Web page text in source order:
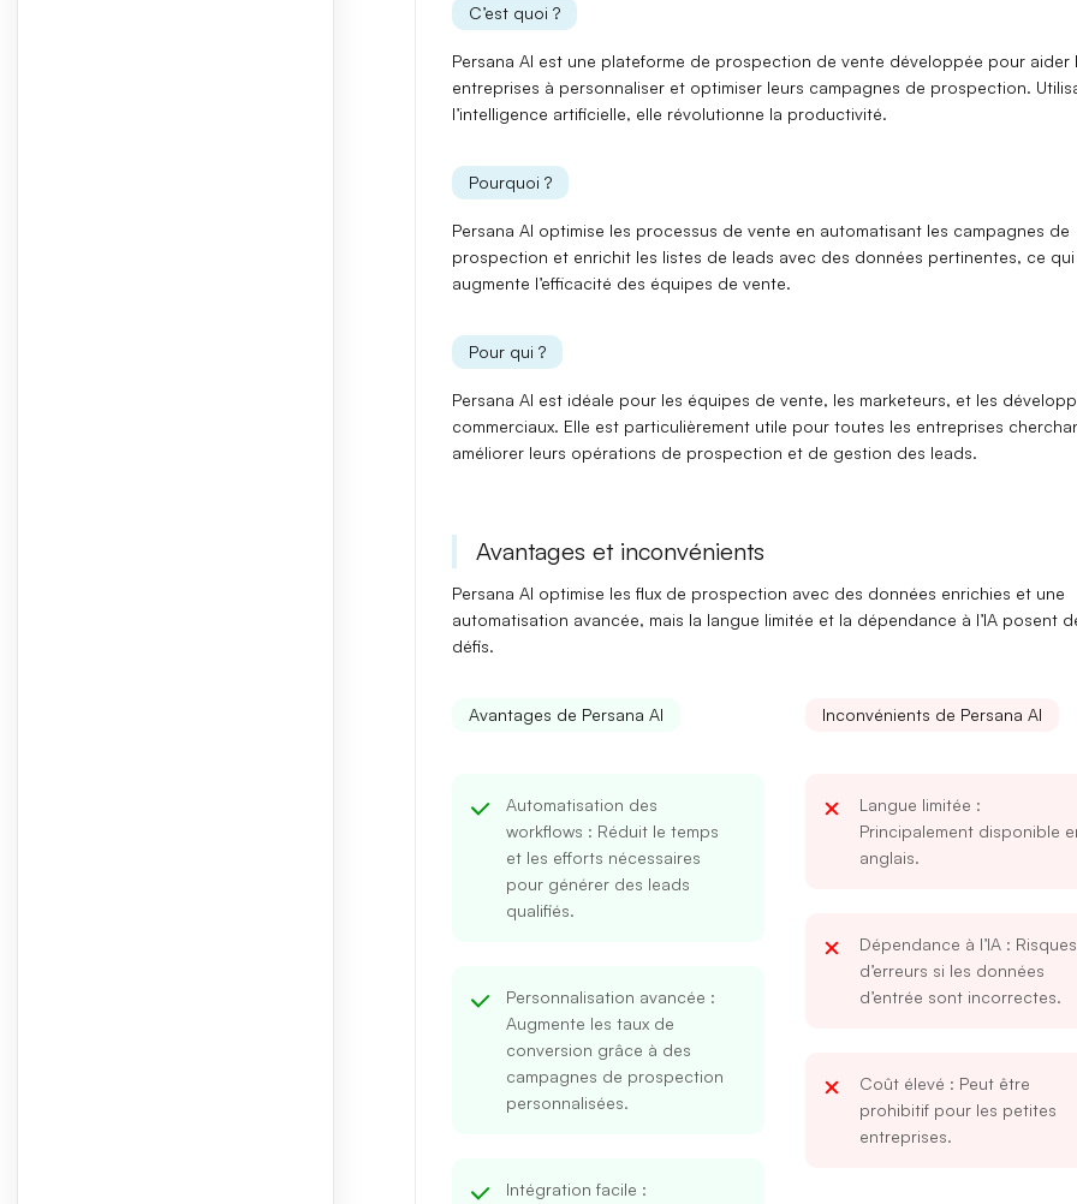
Lire l'article complet
C’est quoi ?
Persana AI est une plateforme de prospection de vente développée pour aider
entreprises à personnaliser et optimiser leurs campagnes de prospection.
l’intelligence artificielle, elle révolutionne la productivité.
Pourquoi ?
Persana AI optimise les processus de vente en automatisantles campagnes de
prospection et enrichit les listes de leads avec des données pertinentes, ce qui
augmente l’efficacité des équipes de vente.
Pour qui ?
Persana AI est idéale pour les équipes de vente, les marketeurs, et les
commerciaux. Elle est particulièrement utile pour toutes les entreprises
améliorer leurs opérations de prospection et de gestion des leads.
Avantages et inconvénients
Persana AI optimise les flux de prospection avec des données enrichies et une
automatisation avancée, mais la langue limitée et la dépendance à l’IA posent
défis.
Avantages de Persana AI
Automatisation des
workflows : Réduit le temps
et les efforts nécessaires
pour générer des leads
qualifiés.
Personnalisation avancée :
Augmente les taux de
conversion grâce à des
campagnes de prospection
personnalisées.
Intégration facile :
Inconvénients de Persana AI
Langue limitée :
Principalement disponible
anglais.
Dépendance à l’IA: Risques
d’erreurs si les données
d’entrée sont incorrectes.
Coût élevé : Peut être
prohibitif pour les petites
entreprises.